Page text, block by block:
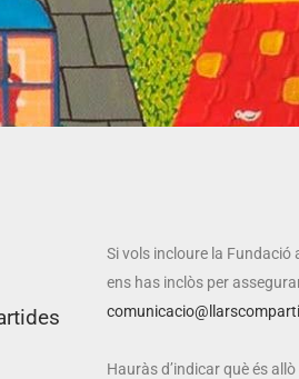
Si vols incloure la Fundació
ens has inclòs per
Hauràs d’indicar què és